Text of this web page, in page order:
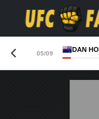
05/09
DAN